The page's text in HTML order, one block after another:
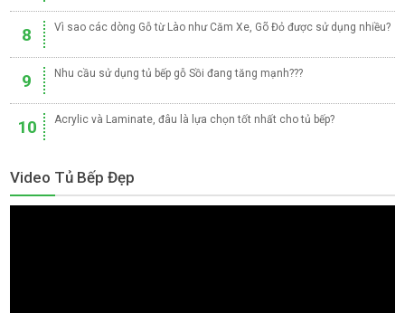
8 Vì sao các dòng Gỗ từ Lào như Căm Xe, Gõ Đỏ được sử dụng nhiều?
9 Nhu cầu sử dụng tủ bếp gỗ Sồi đang tăng mạnh???
10 Acrylic và Laminate, đâu là lựa chọn tốt nhất cho tủ bếp?
Video Tủ Bếp Đẹp